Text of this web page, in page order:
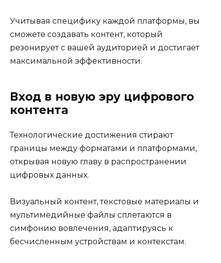
Учитывая специфику каждой платформы, вы
сможете создавать контент, который
резонирует с вашей аудиторией и достигает
максимальной эффективности.
Вход в новую эру цифрового
контента
Технологические достижения стирают
границы между форматами и платформами,
открывая новую главу в распространении
цифровых данных.
Визуальный контент, текстовые материалы и
мультимедийные файлы сплетаются в
симфонию вовлечения, адаптируясь к
бесчисленным устройствам и контекстам.